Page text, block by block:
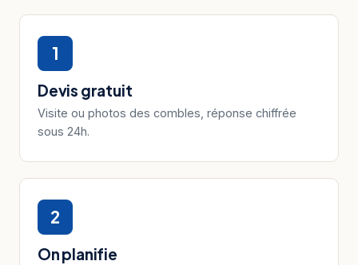
1
Devis gratuit
Visite ou photos des combles, réponse chiffrée
sous 24h.
2
On planifie